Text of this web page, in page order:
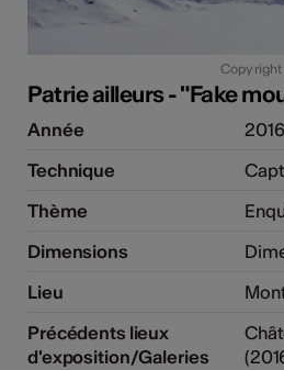
Copyright
Patrie ailleurs - "Fake
Année
2016
Technique
Thème
Dimensions
Lieu
Précédents lieux
d'exposition/Galeries